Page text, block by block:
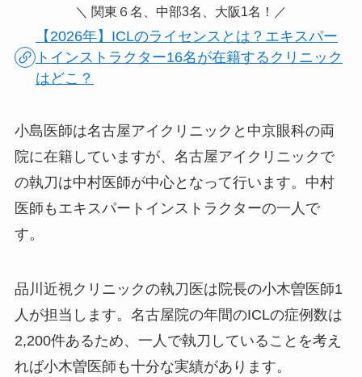
＼ 関東６名、中部3名、大阪1名！／
【2026年】ICLのライセンスとは？エキスパー
トインストラクター16名が在籍するクリニック
はどこ？
小島医師は名古屋アイクリニックと中京眼科の両
院に在籍していますが、 名古屋アイクリニックで
の執刀は中村医師が中心となって行います。中村
医師もエキスパートインストラクターの一人で
す。
品川近視クリニックの執刀医は院長の小木曽医師1
人が担当します。名古屋院の年間のICLの症例数は
2,200件あるため、一人で執刀していることを考え
れば小木曽医師も十分な実績があります。